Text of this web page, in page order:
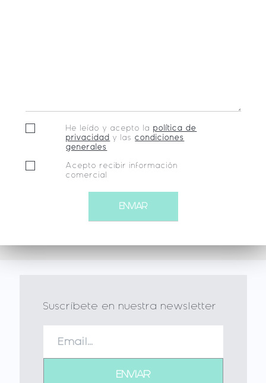
He leído y acepto lapolítica de
privacidad y lascondiciones
generales
Acepto recibir información
comercial
Suscríbete en nuestra newsletter